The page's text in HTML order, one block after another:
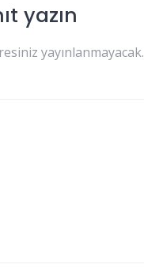
yazın
yayınlanmayacak.